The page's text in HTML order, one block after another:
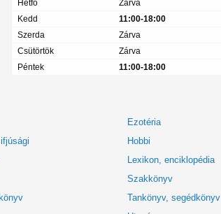
Hétfő
Zárva
Kedd
11:00-18:00
Szerda
Zárva
Csütörtök
Zárva
Péntek
11:00-18:00
Ezotéria
Hobbi
Lexikon, enciklopédia
Szakkönyv
Tankönyv, segédkönyv